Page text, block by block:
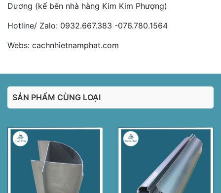
Dương (kế bên nhà hàng Kim Kim Phượng)
Hotline/ Zalo: 0932.667.383 -076.780.1564
Webs: cachnhietnamphat.com
SẢN PHẨM CÙNG LOẠI